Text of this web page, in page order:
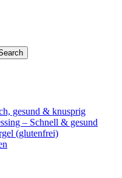
gesund & knusprig
– Schnell & gesund
(glutenfrei)